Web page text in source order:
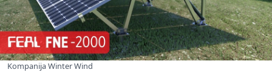
Kompanija Winter Wind